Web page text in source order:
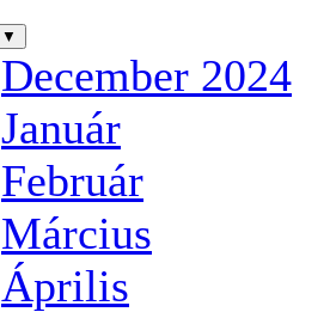
▼
December 2024
Január
Február
Március
Április